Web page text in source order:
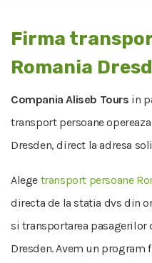
Firma
Romania
Compania Aliseb Tours in
transport persoane
Dresden, direct la adresa
Alege transport persoane
directa de la statia dvs din
si transportarea pasagerilor
Dresden. Avem un